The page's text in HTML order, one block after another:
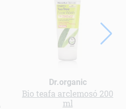
Dr.organic
Bio teafa arclemosó 200
ml